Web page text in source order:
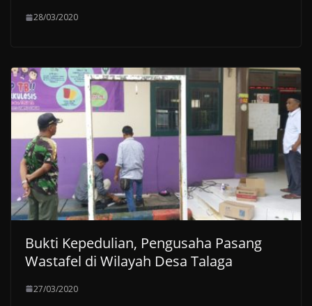
28/03/2020
Bukti Kepedulian, Pengusaha Pasang
Wastafel di Wilayah Desa Talaga
27/03/2020